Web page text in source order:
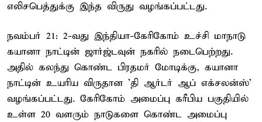
எலிசபெத்துக்கு இந்த விருது வழங்கப்பட்டது.
நவம்பர் 21: 2-வது இந்தியா-கேரிகோம் உச்சி மாநாடு
கயானா நாட்டின் ஜார்ஜ்டவுன் நகரில் நடைபெற்றது.
அதில் கலந்து கொண்ட பிரதமர் மோடிக்கு, கயானா
நாட்டின் உயரிய விருதான 'தி ஆர்டர் ஆப் எக்சலன்ஸ்'
வழங்கப்பட்டது. கேரிகோம் அமைப்பு கரீபிய பகுதியில்
உள்ள 20 வளரும் நாடுகளை கொண்ட அமைப்பு